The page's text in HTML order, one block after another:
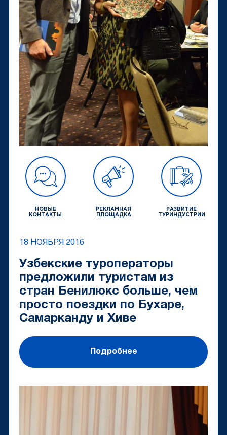
НОВЫЕ
КОНТАКТЫ
РЕКЛАМНАЯ
ПЛОЩАДКА
РАЗВИТИЕ
ТУРИНДУСТРИИ
18 НОЯБРЯ 2016
Узбекские туроператоры
предложили туристам из
стран Бенилюкс больше, чем
просто поездки по Бухаре,
Самарканду и Хиве
Подробнее